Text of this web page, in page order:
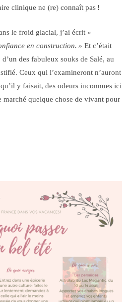
clinique ne (re) connaît pas !
le froid glacial, j’ai écrit «
en construction. » Et c’était
des fabuleux souks de Salé, au
Ceux qui l’examineront n’auront
y faisait, des odeurs inconnues ici
marché quelque chose de vivant pour